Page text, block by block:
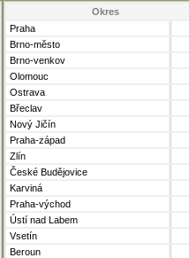
Okres
Praha
Brno-město
Brno-venkov
Olomouc
Ostrava
Břeclav
Nový Jičín
Praha-západ
Zlín
České Budějovice
Karviná
Praha-východ
Ústí nad Labem
Vsetín
Beroun